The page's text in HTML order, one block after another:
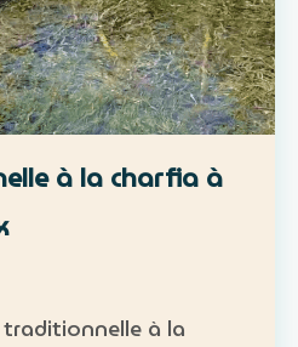
à la charfia à
traditionnelle à la